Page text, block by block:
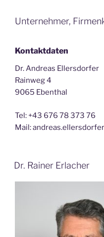
Unternehmer,
Kontaktdaten
Dr. Andreas Ellersdorfer
Rainweg 4
9065 Ebenthal
Tel: +43 676 78 373 76
Mail:
Dr. Rainer Erlacher